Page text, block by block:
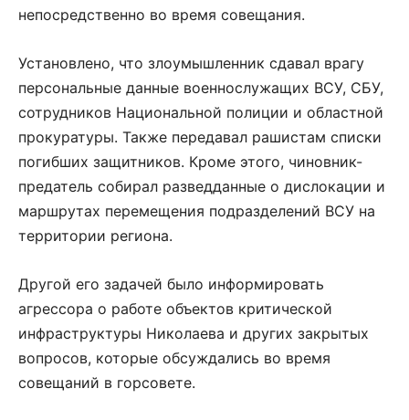
непосредственно во время совещания.
Установлено, что злоумышленник сдавал врагу
персональные данные военнослужащих ВСУ, СБУ,
сотрудников Национальной полиции и областной
прокуратуры. Также передавал рашистам списки
погибших защитников. Кроме этого, чиновник-
предатель собирал разведданные о дислокации и
маршрутах перемещения подразделений ВСУ на
территории региона.
Другой его задачей было информировать
агрессора о работе объектов критической
инфраструктуры Николаева и других закрытых
вопросов, которые обсуждались во время
совещаний в горсовете.